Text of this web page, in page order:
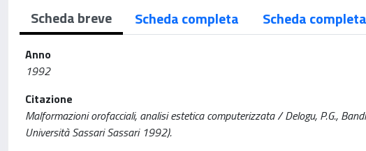
Scheda breve Scheda completa Scheda
Anno
1992
Citazione
Malformazioni orofacciali, analisi estetica computerizzata / Delogu, P.G.,
Università Sassari Sassari 1992).